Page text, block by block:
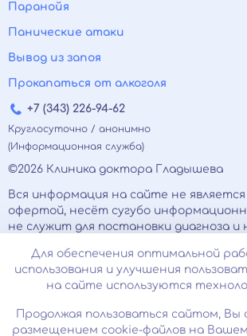
Паранойя
Панические атаки
Вывод из запоя
Прокапаться от алкоголя
+7 (343) 226-94-62
Круглосуточно / анонимно
(Информационная служба)
©2026 Клиника доктора Гладышева
Вся информация на сайте не является
офертой, несёт сугубо
не служит для постановки диагноза и
Есть противопоказания, необходимо
проконсультироваться с врачом.
услуги, оказываемые по телефону,
соцсетях носят исключительно
характер и не являются медицинскими
Для обеспечения оптимальной
использования и улучшения
на сайте используются
Продолжая пользоваться сайтом, Вы
размещением cookie-файлов на